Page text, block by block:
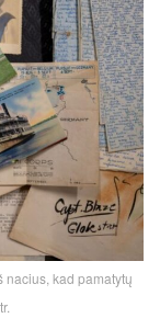
nacius, kad pamatytų